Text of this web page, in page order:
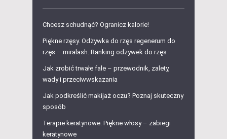
Chcesz schudnąć? Ogranicz kalorie!
Piękne rzęsy. Odżywka do rzęs regenerum do
rzęs – miralash. Ranking odżywek do rzęs
Jak zrobić trwałe fale – przewodnik, zalety,
wady i przeciwwskazania
Jak podkreślić makijaż oczu? Poznaj skuteczny
sposób
Terapie keratynowe. Piękne włosy – zabiegi
keratynowe